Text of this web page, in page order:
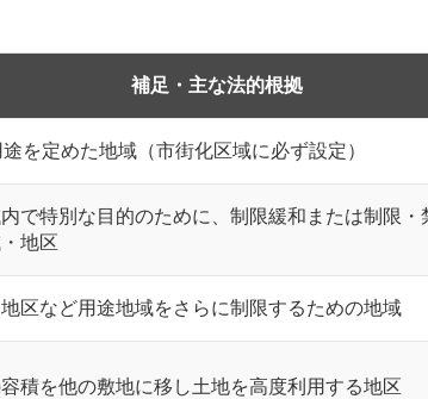
補足・主な法的根拠
を定めた地域（市街化区域に必ず設定）
で特別な目的のために、制限緩和または制限・
地区
区など用途地域をさらに制限するための地域
積を他の敷地に移し土地を高度利用する地区